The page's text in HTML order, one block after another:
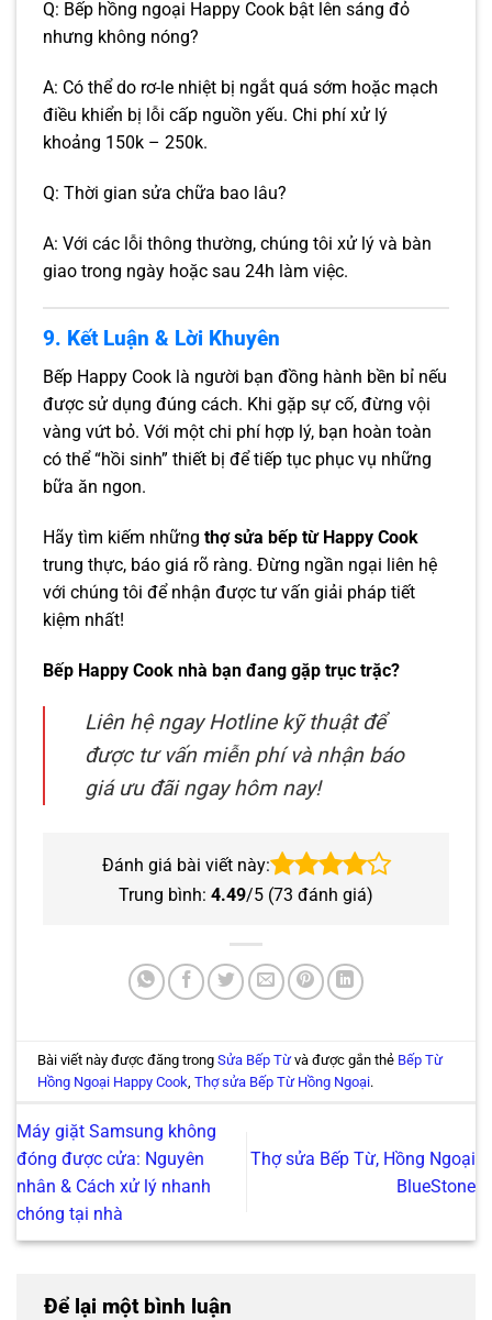
Q: Bếp hồng ngoại Happy Cook bật lên sáng đỏ
nhưng không nóng?
A: Có thể do rơ-le nhiệt bị ngắt quá sớm hoặc mạch
điều khiển bị lỗi cấp nguồn yếu. Chi phí xử lý
khoảng 150k – 250k.
Q: Thời gian sửa chữa bao lâu?
A: Với các lỗi thông thường, chúng tôi xử lý và bàn
giao trong ngày hoặc sau 24h làm việc.
9. Kết Luận & Lời Khuyên
Bếp Happy Cook là người bạn đồng hành bền bỉ nếu
được sử dụng đúng cách. Khi gặp sự cố, đừng vội
vàng vứt bỏ. Với một chi phí hợp lý, bạn hoàn toàn
có thể “hồi sinh” thiết bị để tiếp tục phục vụ những
bữa ăn ngon.
Hãy tìm kiếm những thợ sửa bếp từ Happy Cook
trung thực, báo giá rõ ràng. Đừng ngần ngại liên hệ
với chúng tôi để nhận được tư vấn giải pháp tiết
kiệm nhất!
Bếp Happy Cook nhà bạn đang gặp trục trặc?
Liên hệ ngay Hotline kỹ thuật để
được tư vấn miễn phí và nhận báo
giá ưu đãi ngay hôm nay!
Đánh giá bài viết này:
Trung bình: 4.49/5 (73 đánh giá)
Bài viết này được đăng trongSửa Bếp Từvà được gắn thẻ Bếp Từ
Hồng Ngoại Happy Cook ,Thợ sửa Bếp Từ Hồng Ngoại.
Máy giặt Samsung không
đóng được cửa: Nguyên
nhân & Cách xử lý nhanh
chóng tại nhà
Thợ sửa Bếp Từ, Hồng Ngoại
BlueStone
Để lại một bình luận